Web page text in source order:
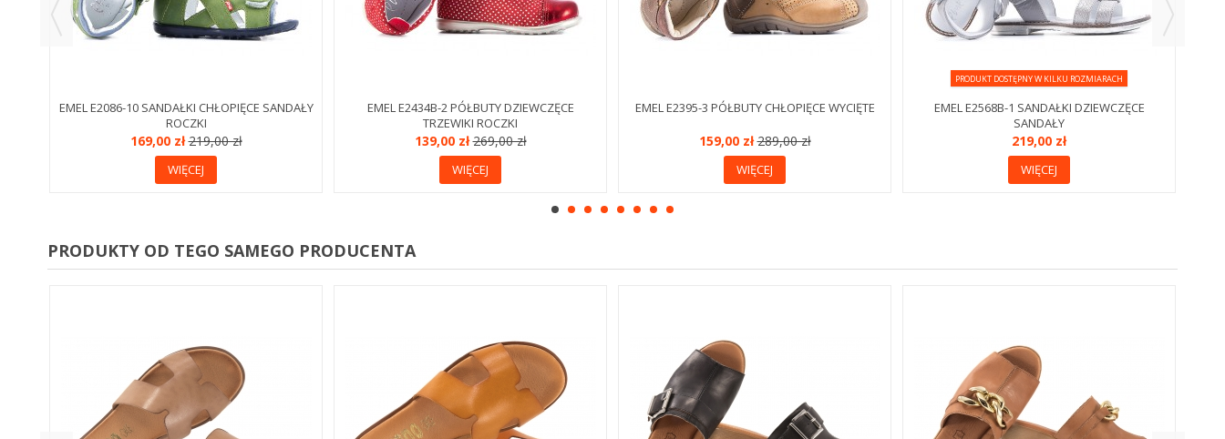
EMEL E2086-10 SANDAŁKI CHŁOPIĘCE SANDAŁY
ROCZKI
169,00 zł219,00 zł
WIĘCEJ
EMEL E2434B-2 PÓŁBUTY DZIEWCZĘCE
TRZEWIKI ROCZKI
139,00 zł269,00 zł
WIĘCEJ
EMEL E2395-3 PÓŁBUTY CHŁOPIĘCE WYCIĘTE
159,00 zł289,00 zł
WIĘCEJ
PRODUKT DOSTĘPNY W KILKU ROZMIARACH
EMEL E2568B-1 SANDAŁKI DZIEWCZĘCE
SANDAŁY
219,00 zł
WIĘCEJ
PRODUKTY OD TEGO SAMEGO PRODUCENTA